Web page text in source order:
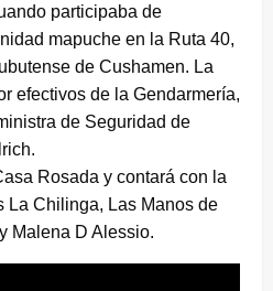
participaba de
mapuche en la Ruta 40,
de Cushamen. La
efectivos de la Gendarmería,
de Seguridad de
Rosada y contará con la
La Chilinga, Las Manos de
Malena D Alessio.